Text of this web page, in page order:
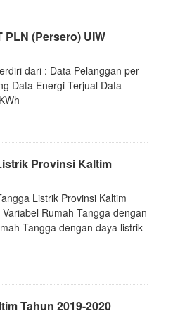
PLN (Persero) UIW
dari : Data Pelanggan per
Data Energi Terjual Data
Provinsi Kaltim
Listrik Provinsi Kaltim
Rumah Tangga dengan
Tangga dengan daya listrik
Tahun 2019-2020